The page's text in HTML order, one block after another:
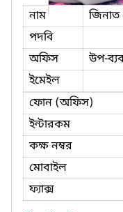
নাম
জিনাত
পদবি
অফিস
উপ-
ইমেইল
ফোন (অফিস)
ইন্টারকম
কক্ষ নম্বর
মোবাইল
ফ্যাক্স